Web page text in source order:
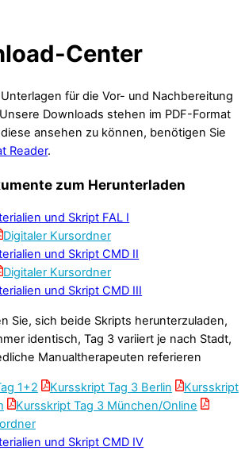
Center
für die Vor- und Nachbereitung
Downloads stehen im PDF-Format
ansehen zu können, benötigen Sie
Reader.
zum Herunterladen
und Skript FAL I
Digitaler Kursordner
und Skript CMD II
Digitaler Kursordner
und Skript CMD III
Sie, sich beide Skripts herunterzuladen,
identisch, Tag 3 variiert je nach Stadt,
Manualtherapeuten referieren
1+2 Kursskript Tag 3 Berlin
Kursskript
Kursskript Tag 3 München/Online
und Skript CMD IV